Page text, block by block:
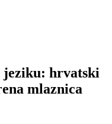
jeziku: hrvatski
mlaznica